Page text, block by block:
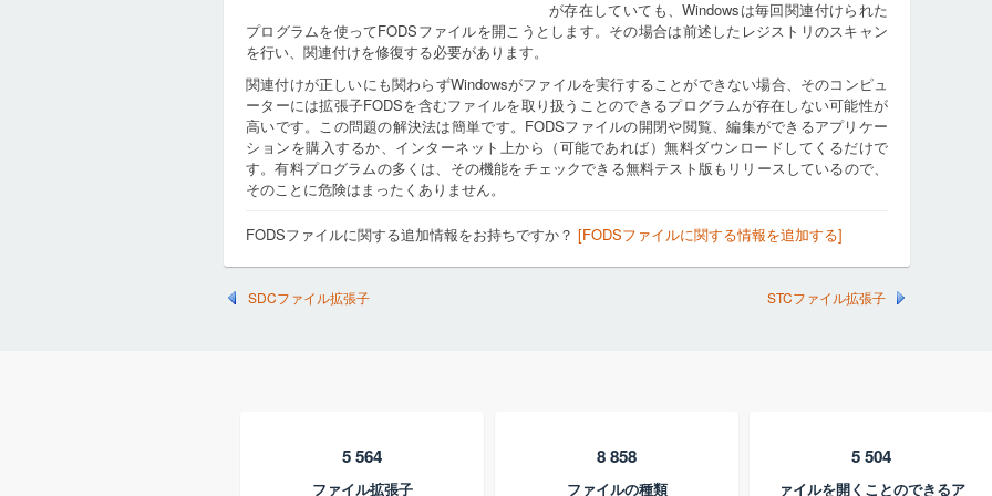
が存在していても、Windowsは毎回関連付けられた
プログラムを使ってFODSファイルを開こうとします。その場合は前述したレジストリのスキャン
を行い、関連付けを修復する必要があります。
関連付けが正しいにも関わらずWindowsがファイルを実行することができない場合、そのコンピュ
ーターには拡張子FODSを含むファイルを取り扱うことのできるプログラムが存在しない可能性が
高いです。この問題の解決法は簡単です。FODSファイルの開閉や閲覧、編集ができるアプリケー
ションを購入するか、インターネット上から（可能であれば）無料ダウンロードしてくるだけで
す。有料プログラムの多くは、その機能をチェックできる無料テスト版もリリースしているので、
そのことに危険はまったくありません。
FODSファイルに関する追加情報をお持ちですか？ [FODSファイルに関する情報を追加する]
SDCファイル拡張子 STCファイル拡張子
5 564
ファイル拡張子
8 858
ファイルの種類
5 504
ァイルを開くことのできるア